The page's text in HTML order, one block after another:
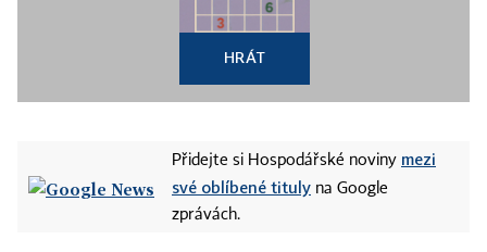
HRÁT
Přidejte si Hospodářské noviny mezi
své oblíbené tituly na Google
zprávách.